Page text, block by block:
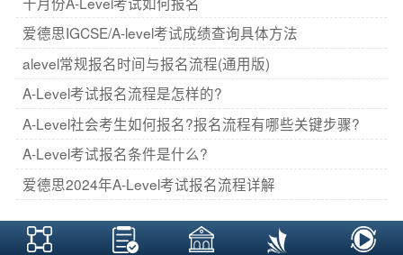
爱德思IGCSE/A-level考试成绩查询具体方法
alevel常规报名时间与报名流程(通用版)
A-Level考试报名流程是怎样的?
A-Level社会考生如何报名?报名流程有哪些关键步骤?
A-Level考试报名条件是什么?
爱德思2024年A-Level考试报名流程详解